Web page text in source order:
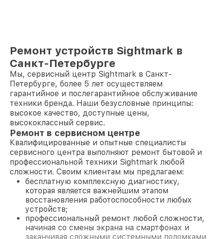
Ремонт устройств Sightmark в
Санкт-Петербурге
Мы, сервисный центр Sightmark в Санкт-
Петербурге, более 5 лет осуществляем
гарантийное и послегарантийное обслуживание
техники бренда. Наши безусловные принципы:
высокое качество, доступные цены,
высококлассный сервис.
Ремонт в сервисном центре
Квалифицированные и опытные специалисты
сервисного центра выполняют ремонт бытовой и
профессиональной техники Sightmark любой
сложности. Своим клиентам мы предлагаем:
бесплатную комплексную диагностику,
которая является важнейшим этапом
восстановления работоспособности любых
устройств;
профессиональный ремонт любой сложности,
начиная со смены экрана на смартфонах и
заканчивая сложными системными поломками